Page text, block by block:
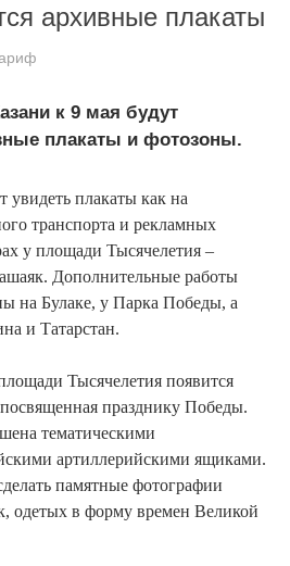
архивные плакаты
к 9 мая будут
плакаты и фотозоны.
плакаты как на
транспорта и рекламных
у площади Тысячелетия –
Дополнительные работы
на Булаке, у Парка Победы, а
и Татарстан.
Тысячелетия появится
празднику Победы.
тематическими
артиллерийскими ящиками.
памятные фотографии
одетых в форму времен Великой